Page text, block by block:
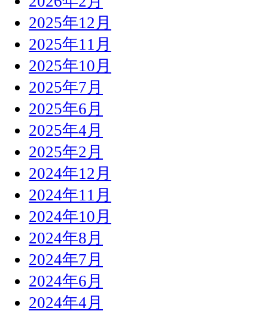
2025年12月
2025年11月
2025年10月
2025年7月
2025年6月
2025年4月
2025年2月
2024年12月
2024年11月
2024年10月
2024年8月
2024年7月
2024年6月
2024年4月